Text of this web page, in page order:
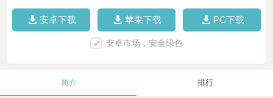
安卓下载 苹果下载 PC下载
安卓市场，安全绿色
简介 排行